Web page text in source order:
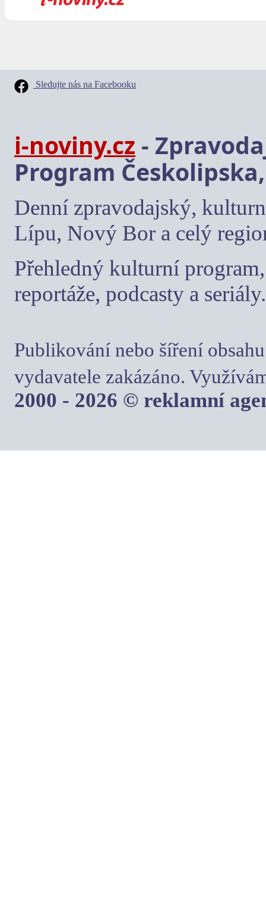
Sledujte nás na Facebooku
i-noviny.cz -
Program
Denní zpravodajský,
Lípu, Nový Bor a celý
Přehledný kulturní
reportáže, podcasty a seriály.
Publikování nebo šíření
vydavatele zakázáno.
2000 - 2026 © reklamní